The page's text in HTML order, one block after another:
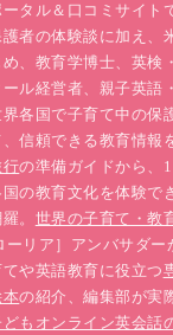
タル＆口コミサイト
者の体験談に加え、
、教育学博士、英検
ル経営者、親子英語
各国で子育て中の保
信頼できる教育情報
行の準備ガイドから、
国の教育文化を体験で
。 世界の子育て・教
ーリア］アンバサダー
や英語教育に役立つ
本の紹介、編集部が実
どもオンライン英会話